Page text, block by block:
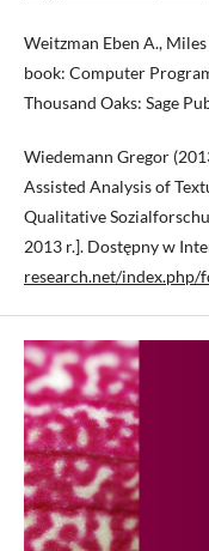
Weitzman Eben A.,
book: Computer
Thousand Oaks: Sage
Wiedemann Gregor
Assisted Analysis of
Qualitative
2013 r.]. Dostępny w
research.net/